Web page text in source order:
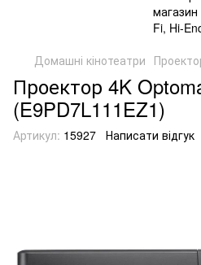
Домашні кінотеатри
Проектор 4K
(E9PD7L111EZ1)
Артикул: 15927 Написати відгук